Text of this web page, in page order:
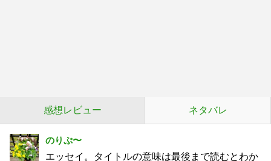
感想レビュー ネタバレ
のりぷ〜
エッセイ。タイトルの意味は最後まで読むとわか